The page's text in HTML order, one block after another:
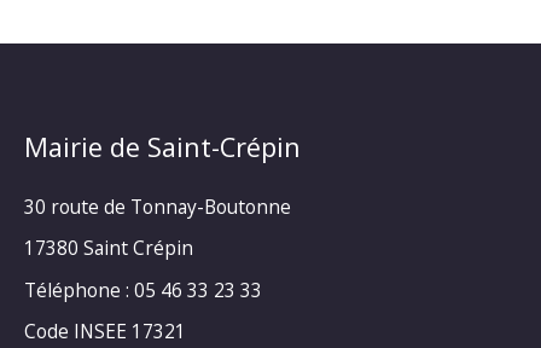
Mairie de Saint-Crépin
30 route de Tonnay-Boutonne
17380 Saint Crépin
Téléphone : 05 46 33 23 33
Code INSEE 17321